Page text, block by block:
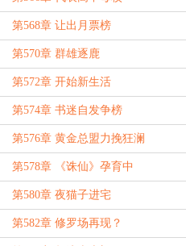
第568章 让出月票榜
第570章 群雄逐鹿
第572章 开始新生活
第574章 书迷自发争榜
第576章 黄金总盟力挽狂澜
第578章 《诛仙》孕育中
第580章 夜猫子进宅
第582章 修罗场再现？